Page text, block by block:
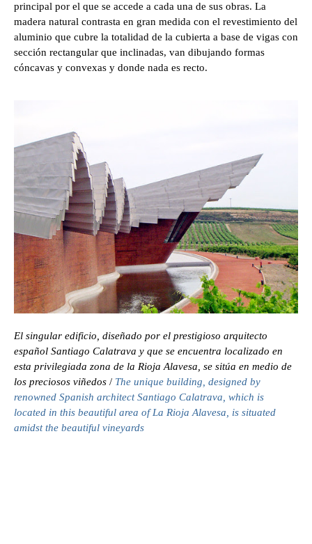
principal por el que se accede a cada una de sus obras. La
madera natural contrasta en gran medida con el revestimiento del
aluminio que cubre la totalidad de la cubierta a base de vigas con
sección rectangular que inclinadas, van dibujando formas
cóncavas y convexas y donde nada es recto.
El singular edificio, diseñado por el prestigioso arquitecto
español Santiago Calatrava y que se encuentra localizado en
esta privilegiada zona de la Rioja Alavesa, se sitúa en medio de
los preciosos viñedos / The unique building, designed by
renowned Spanish architect Santiago Calatrava, which is
located in this beautiful area of La Rioja Alavesa, is situated
amidst the beautiful vineyards